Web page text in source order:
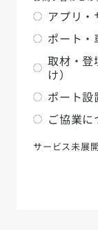
アプリ
ポート・
取材・登
け）
ポート設
ご協業に
サービス未展